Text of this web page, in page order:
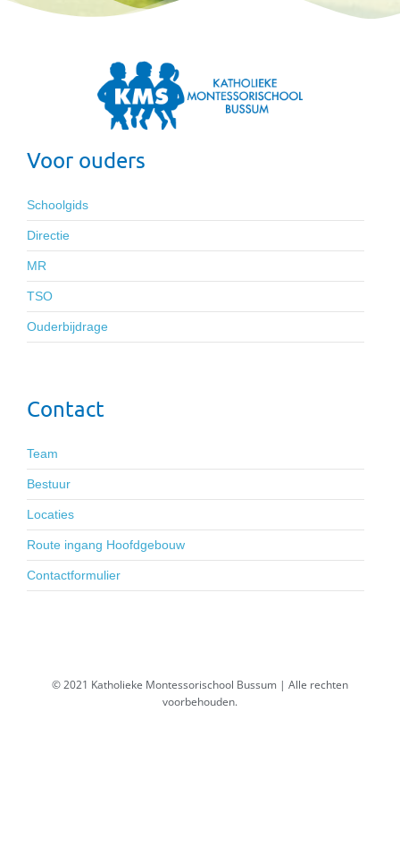
Voor ouders
Schoolgids
Directie
MR
TSO
Ouderbijdrage
Contact
Team
Bestuur
Locaties
Route ingang Hoofdgebouw
Contactformulier
© 2021 Katholieke Montessorischool Bussum | Alle rechten
voorbehouden.